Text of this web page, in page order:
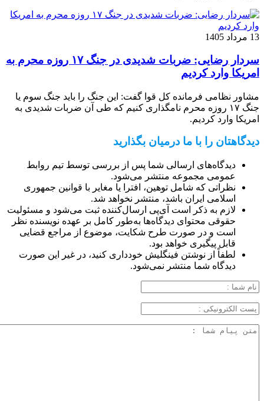
13 مرداد 1405
سردار رضایی: ضربات شدیدی در جنگ ۱۷ روزه محرم به
امریکا وارد کردیم
مشاور نظامی فرمانده کل قوا گفت: این جنگ را باید جنگ سوم یا
جنگ ۱۷ روزه محرم نامگذاری کنیم که طی آن ضربات شدیدی به
امریکا وارد کردیم.
دیدگاهتان را با ما درمیان بگذارید
دیدگاه‌های ارسالی شما پس از بررسی توسط تیم روابط
عمومی مجموعه منتشر می‌شود.
نظراتی که شامل توهین، افترا یا مغایر با قوانین جمهوری
اسلامی ایران باشد، منتشر نخواهد شد.
لازم به ذکر است آی‌پی ارسال‌کننده ثبت می‌شود و مسئولیت
حقوقی محتوای دیدگاه‌ها به‌طور کامل بر عهده نویسنده نظر
است و در صورت طرح شکایت، موضوع از مراجع قضایی
قابل پیگیری خواهد بود.
لطفاً از نوشتن فینگلیش خودداری کنید، در غیر این صورت
دیدگاه شما منتشر نمی‌شود.